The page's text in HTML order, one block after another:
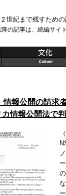
世紀まで残すため
の記事は、続編サイ
情報公開の請求
情報公開法で